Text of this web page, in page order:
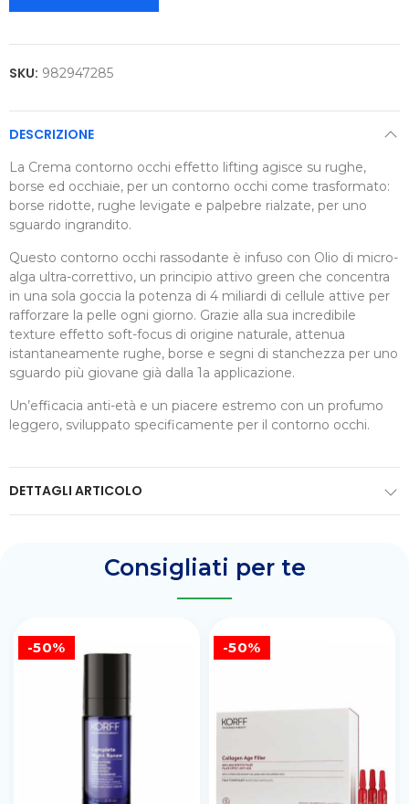
SKU: 982947285
DESCRIZIONE
La Crema contorno occhi effetto lifting agisce su rughe,
borse ed occhiaie, per un contorno occhi come trasformato:
borse ridotte, rughe levigate e palpebre rialzate, per uno
sguardo ingrandito.
Questo contorno occhi rassodante è infuso con Olio di micro-
alga ultra-correttivo, un principio attivo green che concentra
in una sola goccia la potenza di 4 miliardi di cellule attive per
rafforzare la pelle ogni giorno. Grazie alla sua incredibile
texture effetto soft-focus di origine naturale, attenua
istantaneamente rughe, borse e segni di stanchezza per uno
sguardo più giovane già dalla 1a applicazione.
Un’efficacia anti-età e un piacere estremo con un profumo
leggero, sviluppato specificamente per il contorno occhi.
DETTAGLI ARTICOLO
Consigliati per te
-50% -50%